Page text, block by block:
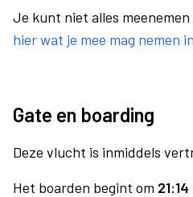
Je kunt niet alles meenemen
hier wat je mee mag nemen
Gate en boarding
Deze vlucht is inmiddels
Het boarden begint om